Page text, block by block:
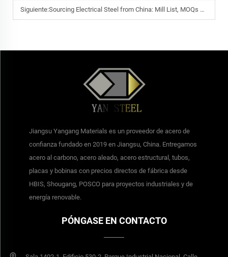
Siguiente:Sourcing Electrical Steel from China: Mill List, MOQs and Export Procedures
Jiangsu Yangang Materials es un proveedor de acero de
confianza fundado en 2019 en Jiangsu, China. Entregamos
acero al carbono, acero aleado, acero estructural, tubos,
placas y bobinas con precios directos de fábrica desde
HBIS, Shougang, POSCO para proyectos industriales y de
energía renovable.
PÓNGASE EN CONTACTO